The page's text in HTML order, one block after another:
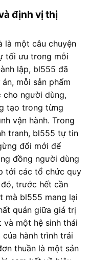
định vị thị
là một câu chuyện
tối ưu trong mỗi
lập, bl555 đã
mỗi sản phẩm
cho người dùng,
tạo trong từng
vận hành. Trong
tranh, bl555 tự tin
đổi mới để
đồng người dùng
tới các tổ chức quy
trước hết cần
mà bl555 mang lại
quán giữa giá trị
một hệ sinh thái
hành trình trải
thuần là một sản